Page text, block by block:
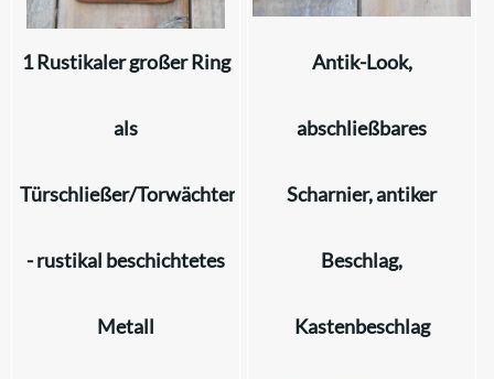
1 Rustikaler großer Ring
als
Türschließer/Torwächter
- rustikal beschichtetes
Metall
Antik-Look,
abschließbares
Scharnier, antiker
Beschlag,
Kastenbeschlag